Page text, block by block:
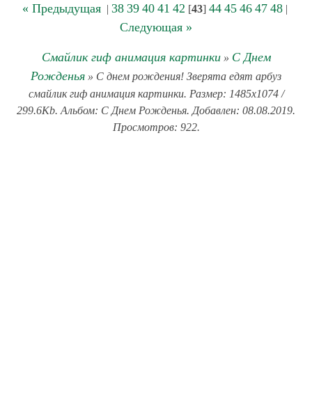
« Предыдущая| 38 39 40 41 42 [43] 44 45 46 47 48|
Следующая »
Смайлик гиф анимация картинки» С Днем
Рожденья » С днем рождения! Зверята едят арбуз
смайлик гиф анимация картинки. Размер: 1485x1074 /
299.6Kb. Альбом: С Днем Рожденья. Добавлен: 08.08.2019.
Просмотров: 922.